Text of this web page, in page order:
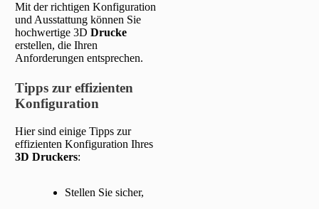
Mit der richtigen Konfiguration
und Ausstattung können Sie
hochwertige 3D Drucke
erstellen, die Ihren
Anforderungen entsprechen.
Tipps zur effizienten
Konfiguration
Hier sind einige Tipps zur
effizienten Konfiguration Ihres
3D Druckers:
Stellen Sie sicher,